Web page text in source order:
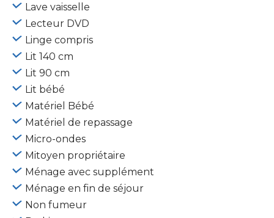
Lave vaisselle
Lecteur DVD
Linge compris
Lit 140 cm
Lit 90 cm
Lit bébé
Matériel Bébé
Matériel de repassage
Micro-ondes
Mitoyen propriétaire
Ménage avec supplément
Ménage en fin de séjour
Non fumeur